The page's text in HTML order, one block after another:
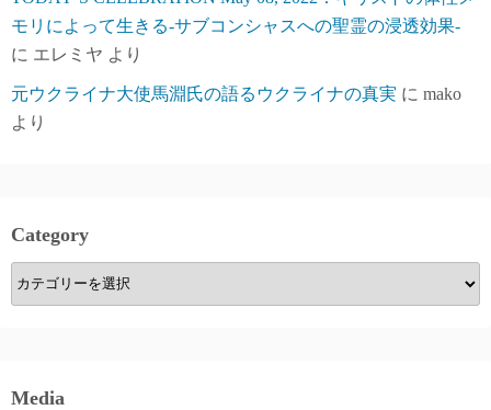
モリによって生きる-サブコンシャスへの聖霊の浸透効果-
に エレミヤ より
元ウクライナ大使馬淵氏の語るウクライナの真実 に mako
より
Category
Category
Media